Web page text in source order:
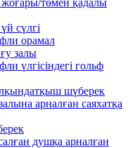
төмен қадалы
сүлгі
орамал
залы
үлгісіндегі гольф
шүберек
арналған саяхатқа
душқа арналған